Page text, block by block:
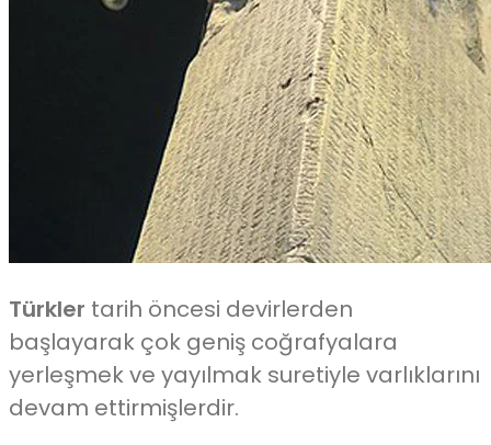
Türkler tarih öncesi devirlerden
başlayarak çok geniş coğrafyalara
yerleşmek ve yayılmak suretiyle varlıklarını
devam ettirmişlerdir.